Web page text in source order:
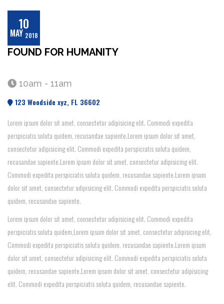
10
MAY 2018
FOUND FOR HUMANITY
10am - 11am
123 Woodside xyz, FL 36602
Lorem ipsum dolor sit amet, consectetur adipisicing elit. Commodi expedita
perspiciatis soluta quidem, recusandae sapiente.Lorem ipsum dolor sit amet,
consectetur adipisicing elit. Commodi expedita perspiciatis soluta quidem,
recusandae sapiente.Lorem ipsum dolor sit amet, consectetur adipisicing elit.
Commodi expedita perspiciatis soluta quidem, recusandae sapiente.Lorem ipsum
dolor sit amet, consectetur adipisicing elit. Commodi expedita perspiciatis soluta
quidem, recusandae sapiente.
Lorem ipsum dolor sit amet, consectetur adipisicing elit. Commodi expedita
perspiciatis soluta quidem,Lorem ipsum dolor sit amet, consectetur adipisicing elit.
Commodi expedita perspiciatis soluta quidem, recusandae sapiente.Lorem ipsum
dolor sit amet, consectetur adipisicing elit. Commodi expedita perspiciatis soluta
quidem, recusandae sapiente.Lorem ipsum dolor sit amet, consectetur adipisicing
elit. Commodi expedita perspiciatis soluta quidem, recusandae sapiente.